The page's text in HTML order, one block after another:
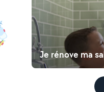
Je rénove ma